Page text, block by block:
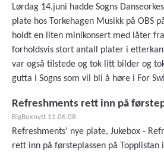
Lørdag 14.juni hadde Sogns
plate hos Torkehagen Musikk på OBS
holdt en liten minikonsert med låter
forholdsvis stort antall plater i
var også tilstede og tok litt bilder og
gutta i Sogns som vil bli å høre i For
Refreshments rett inn på
BigBoxnytt 11.06.08
Refreshments' nye plate, Jukebox -
rett inn på førsteplassen på Topplistan